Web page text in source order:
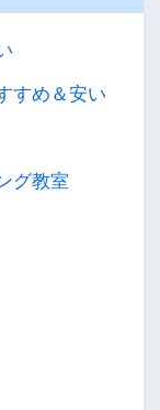
すめ＆安い
グ教室